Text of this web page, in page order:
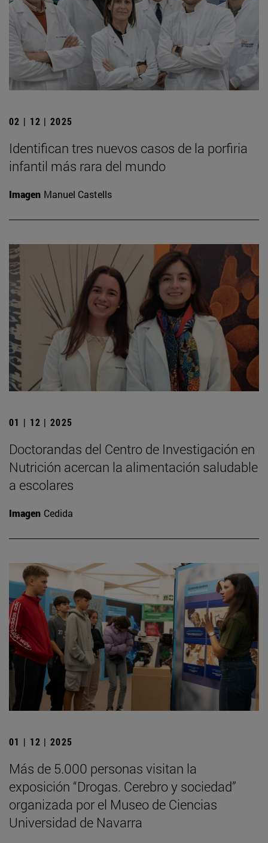
02 | 12 | 2025
Identifican tres nuevos casos de la porfiria
infantil más rara del mundo
Imagen Manuel Castells
01 | 12 | 2025
Doctorandas del Centro de Investigación en
Nutrición acercan la alimentación saludable
a escolares
Imagen Cedida
01 | 12 | 2025
Más de 5.000 personas visitan la
exposición “Drogas. Cerebro y sociedad”
organizada por el Museo de Ciencias
Universidad de Navarra